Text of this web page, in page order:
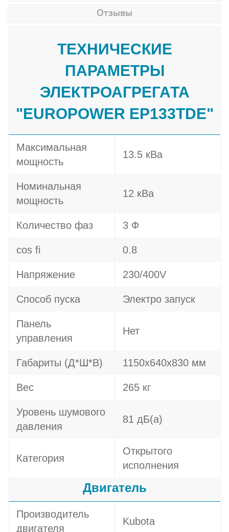
Отзывы
ТЕХНИЧЕСКИЕ
ПАРАМЕТРЫ
ЭЛЕКТРОАГРЕГАТА
"EUROPOWER EP133TDE"
Максимальная
мощность
13.5 кВа
Номинальная
мощность
12 кВа
Количество фаз 3 Ф
cos fi 0.8
Напряжение 230/400V
Способ пуска Электро запуск
Панель
управления
Нет
Габариты (Д*Ш*В) 1150х640х830 мм
Вес 265 кг
Уровень шумового
давления
81 дБ(а)
Категория
Открытого
исполнения
Двигатель
Производитель
двигателя
Kubota